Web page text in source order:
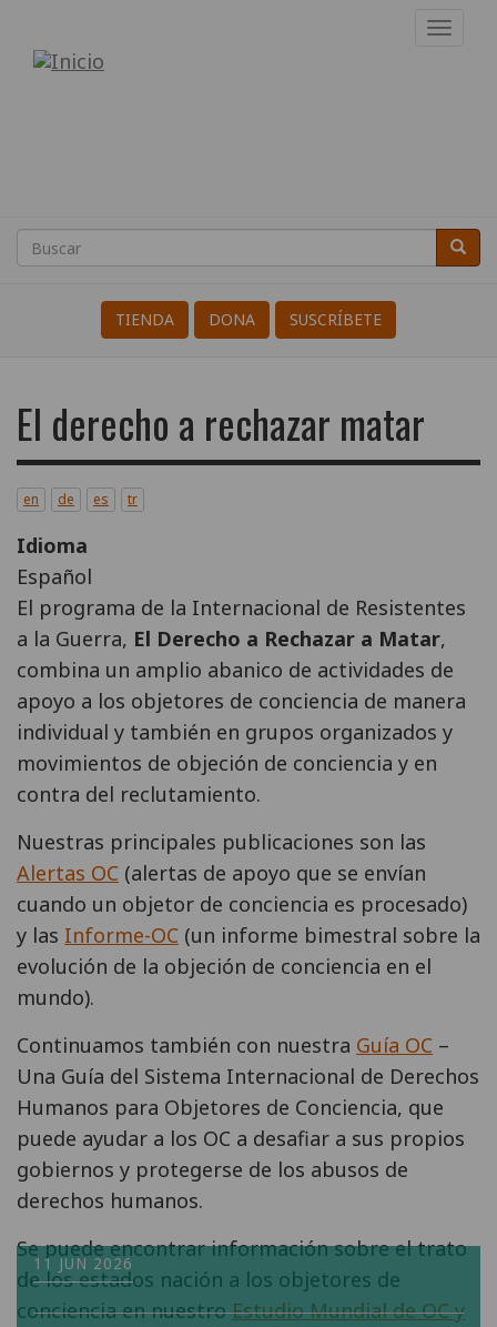
contenido
Internacional
a
la
Guerra
Search
Buscar
TIENDA DONA SUSCRÍBETE
El derecho a rechazar matar
en de es tr
Idioma
Español
El programa de la Internacional de Resistentes
a la Guerra, El Derecho a Rechazar a Matar,
combina un amplio abanico de actividades de
apoyo a los objetores de conciencia de manera
individual y también en grupos organizados y
movimientos de objeción de conciencia y en
contra del reclutamiento.
Nuestras principales publicaciones son las
Alertas OC (alertas de apoyo que se envían
cuando un objetor de conciencia es procesado)
y las Informe-OC (un informe bimestral sobre la
evolución de la objeción de conciencia en el
mundo).
Continuamos también con nuestra Guía OC –
Una Guía del Sistema Internacional de Derechos
Humanos para Objetores de Conciencia, que
puede ayudar a los OC a desafiar a sus propios
gobiernos y protegerse de los abusos de
derechos humanos.
Se puede encontrar información sobre el trato
de los estados nación a los objetores de
conciencia en nuestroEstudio Mundial de OC y
11 JUN 2026